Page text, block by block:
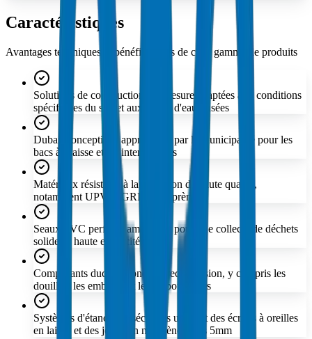
Caractéristiques
Avantages techniques et bénéfices clés de cette gamme de produits
Solutions de construction sur mesure adaptées aux conditions
spécifiques du site et aux débits d'eaux usées
Dubai Conceptions approuvées par la municipalité pour les
bacs à graisse et les intercepteurs
Matériaux résistants à la corrosion de haute qualité,
notamment UPVC, GRP et néoprène
Seaux PVC perforés amovibles pour une collecte de déchets
solides à haute efficacité
Composants ducting conçus avec précision, y compris les
douilles, les embouts et les embouchures
Systèmes d'étanchéité sécurisés utilisant des écrous à oreilles
en laiton et des joints en néoprène épais 5mm